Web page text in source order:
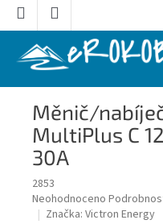
Přejít
Měnič/
MultiPlus C
30A
2853
Průměrné
hodnocení
Neohodnoceno
Značka: Victron Energy